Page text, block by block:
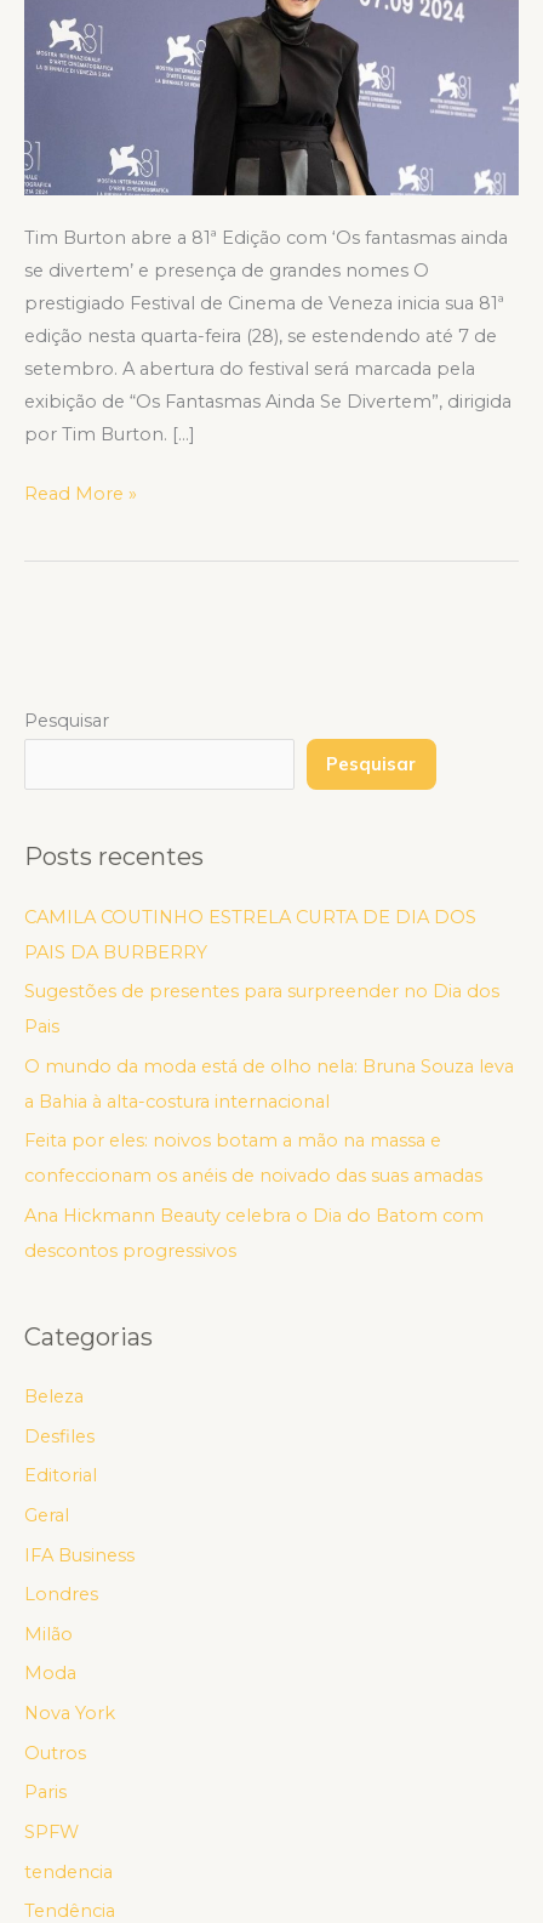
Tim Burton abre a 81ª Edição com ‘Os fantasmas ainda
se divertem’ e presença de grandes nomes O
prestigiado Festival de Cinema de Veneza inicia sua 81ª
edição nesta quarta-feira (28), se estendendo até 7 de
setembro. A abertura do festival será marcada pela
exibição de “Os Fantasmas Ainda Se Divertem”, dirigida
por Tim Burton. […]
Edição
nesta
quarta-
28
de
Read More »
Pesquisar
Pesquisar
Posts recentes
CAMILA COUTINHO ESTRELA CURTA DE DIA DOS
PAIS DA BURBERRY
Sugestões de presentes para surpreender no Dia dos
Pais
O mundo da moda está de olho nela: Bruna Souza leva
a Bahia à alta-costura internacional
Feita por eles: noivos botam a mão na massa e
confeccionam os anéis de noivado das suas amadas
Ana Hickmann Beauty celebra o Dia do Batom com
descontos progressivos
Categorias
Beleza
Desfiles
Editorial
Geral
IFA Business
Londres
Milão
Moda
Nova York
Outros
Paris
SPFW
tendencia
Tendência